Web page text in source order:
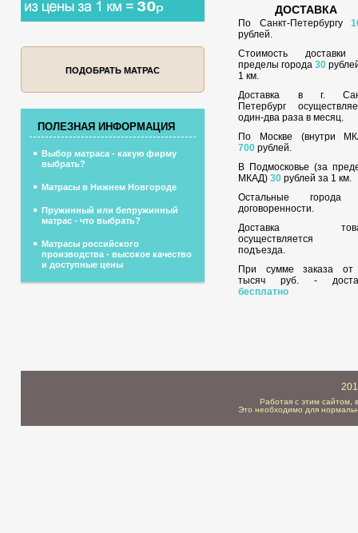
ДОСТАВКА
По Санкт-Петербургу
рублей.
Стоимость
пределы города30
1 км.
Доставка в г.
Петербург
один-два раза в месяц.
По Москве (внутри
700 рублей.
В Подмосковье (за
МКАД)30 рублей за 1 км.
Остальные города
договоренности.
Доставка
осуществляется
подъезда.
При сумме заказа
тысяч руб. -
бесплатно
ПОДОБРАТЬ МАТРАС
ПОЛЕЗНАЯ ИНФОРМАЦИЯ
Выбор матраса - какую фирму
выбрать?
Матрасы в Нижнем Новгороде
Пружинный или бепружинный
матрас - что выбрать?
Матрасы российского
производства - высокое качество
и доступные цены
Работая с этим сайтом,
Это необходимо для